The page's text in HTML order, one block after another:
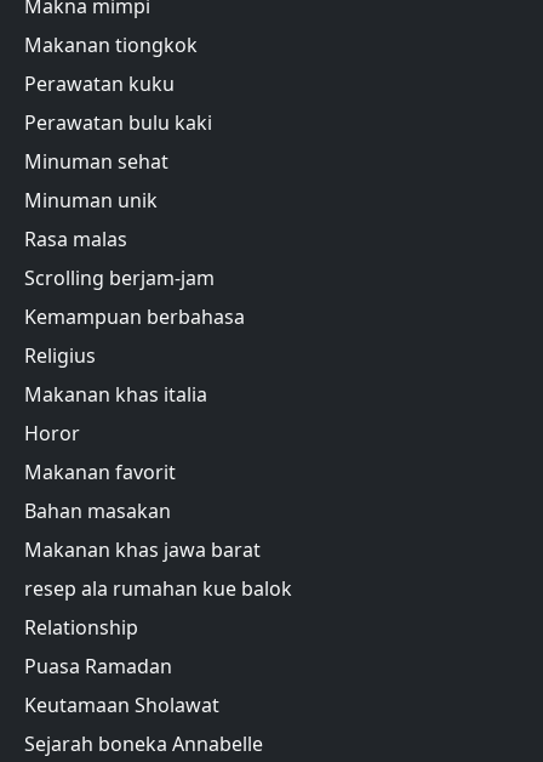
Makna mimpi
Makanan tiongkok
Perawatan kuku
Perawatan bulu kaki
Minuman sehat
Minuman unik
Rasa malas
Scrolling berjam-jam
Kemampuan berbahasa
Religius
Makanan khas italia
Horor
Makanan favorit
Bahan masakan
Makanan khas jawa barat
resep ala rumahan kue balok
Relationship
Puasa Ramadan
Keutamaan Sholawat
Sejarah boneka Annabelle